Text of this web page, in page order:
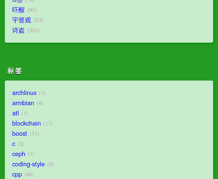
吓醒 92
宇督观 53
诗盗 331
标签
archlinux 1
armbian 4
atl 1
blockchain 17
boost 11
c 3
ceph 1
coding-style 9
cpp 46